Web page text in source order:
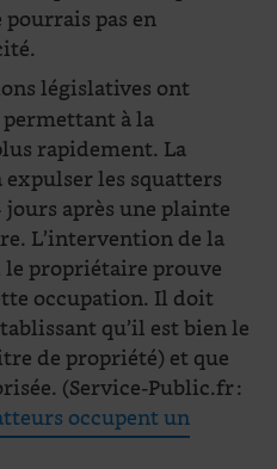
pas en
législatives ont
à la
rapidement. La
les squatters
après une plainte
L’intervention de la
le propriétaire prouve
occupation. Il doit
qu’il est bien le
de propriété) et que
(Service-Public.fr :
occupent un